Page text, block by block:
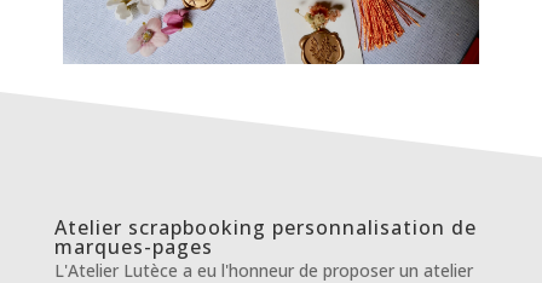
Atelier scrapbooking personnalisation de
marques-pages
L'Atelier Lutèce a eu l'honneur de proposer un atelier